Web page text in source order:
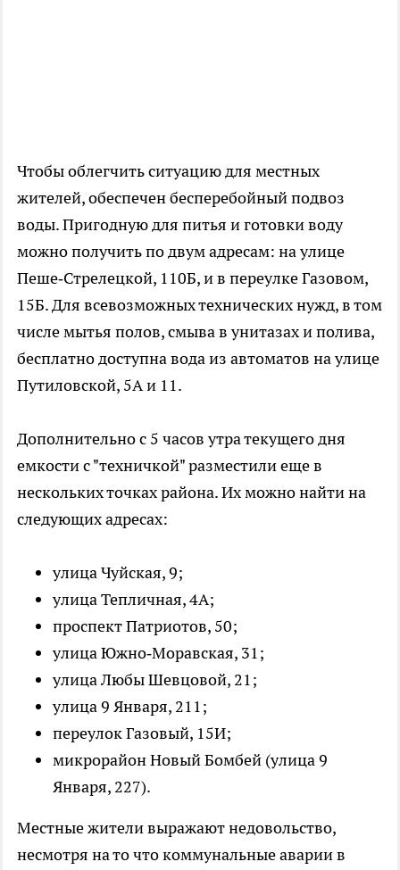
Чтобы облегчить ситуацию для местных
жителей, обеспечен бесперебойный подвоз
воды. Пригодную для питья и готовки воду
можно получить по двум адресам: на улице
Пеше‑Стрелецкой, 110Б, и в переулке Газовом,
15Б. Для всевозможных технических нужд, в том
числе мытья полов, смыва в унитазах и полива,
бесплатно доступна вода из автоматов на улице
Путиловской, 5А и 11.
Дополнительно с 5 часов утра текущего дня
емкости с "техничкой" разместили еще в
нескольких точках района. Их можно найти на
следующих адресах:
улица Чуйская, 9;
улица Тепличная, 4А;
проспект Патриотов, 50;
улица Южно‑Моравская, 31;
улица Любы Шевцовой, 21;
улица 9 Января, 211;
переулок Газовый, 15И;
микрорайон Новый Бомбей (улица 9
Января, 227).
Местные жители выражают недовольство,
несмотря на то что коммунальные аварии в